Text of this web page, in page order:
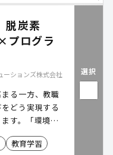
脱炭素
プログラ
ーションズ株式会社
る一方、教職
どう実現する
す。「環境教
境教育とプロ
リキュラムの
教育学習
選択